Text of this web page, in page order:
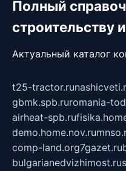
Полный
строительству
Актуальный каталог
t25-tractor.ru
gbmk.spb.ruromania-
airheat-spb.ru
demo.home.nov.ru
comp-land.org7gazet.ru
bulgarianedvizhimost.ru